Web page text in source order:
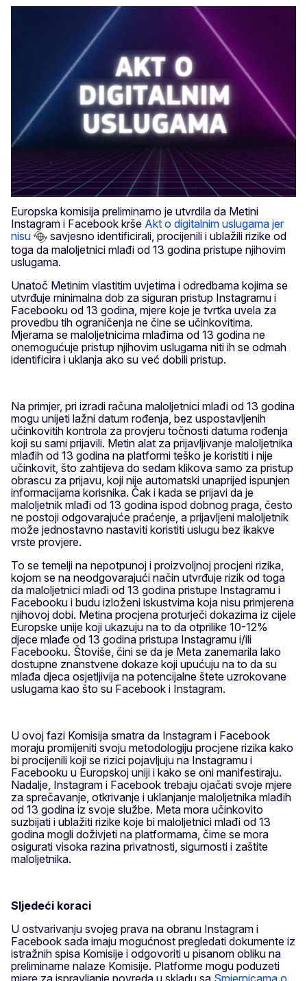
Europska komisija preliminarno je utvrdila da Metini
Instagram i Facebook krše Akt o digitalnim uslugama jer
nisu
savjesno identificirali, procijenili i ublažili rizike od
toga da maloljetnici mlađi od 13 godina pristupe njihovim
uslugama.
Unatoč Metinim vlastitim uvjetima i odredbama kojima se
utvrđuje minimalna dob za siguran pristup Instagramu i
Facebooku od 13 godina, mjere koje je tvrtka uvela za
provedbu tih ograničenja ne čine se učinkovitima.
Mjerama se maloljetnicima mlađima od 13 godina ne
onemogućuje pristup njihovim uslugama niti ih se odmah
identificira i uklanja ako su već dobili pristup.
Na primjer, pri izradi računa maloljetnici mlađi od 13 godina
mogu unijeti lažni datum rođenja, bez uspostavljenih
učinkovitih kontrola za provjeru točnosti datuma rođenja
koji su sami prijavili. Metin alat za prijavljivanje maloljetnika
mlađih od 13 godina na platformi teško je koristiti i nije
učinkovit, što zahtijeva do sedam klikova samo za pristup
obrascu za prijavu, koji nije automatski unaprijed ispunjen
informacijama korisnika. Čak i kada se prijavi da je
maloljetnik mlađi od 13 godina ispod dobnog praga, često
ne postoji odgovarajuće praćenje, a prijavljeni maloljetnik
može jednostavno nastaviti koristiti uslugu bez ikakve
vrste provjere.
To se temelji na nepotpunoj i proizvoljnoj procjeni rizika,
kojom se na neodgovarajući način utvrđuje rizik od toga
da maloljetnici mlađi od 13 godina pristupe Instagramu i
Facebooku i budu izloženi iskustvima koja nisu primjerena
njihovoj dobi. Metina procjena proturječi dokazima iz cijele
Europske unije koji ukazuju na to da otprilike 10-12%
djece mlađe od 13 godina pristupa Instagramu i/ili
Facebooku. Štoviše, čini se da je Meta zanemarila lako
dostupne znanstvene dokaze koji upućuju na to da su
mlađa djeca osjetljivija na potencijalne štete uzrokovane
uslugama kao što su Facebook i Instagram.
U ovoj fazi Komisija smatra da Instagram i Facebook
moraju promijeniti svoju metodologiju procjene rizika kako
bi procijenili koji se rizici pojavljuju na Instagramu i
Facebooku u Europskoj uniji i kako se oni manifestiraju.
Nadalje, Instagram i Facebook trebaju ojačati svoje mjere
za sprečavanje, otkrivanje i uklanjanje maloljetnika mlađih
od 13 godina iz svoje službe. Meta mora učinkovito
suzbijati i ublažiti rizike koje bi maloljetnici mlađi od 13
godina mogli doživjeti na platformama, čime se mora
osigurati visoka razina privatnosti, sigurnosti i zaštite
maloljetnika.
Sljedeći koraci
U ostvarivanju svojeg prava na obranu Instagram i
Facebook sada imaju mogućnost pregledati dokumente iz
istražnih spisa Komisije i odgovoriti u pisanom obliku na
preliminarne nalaze Komisije. Platforme mogu poduzeti